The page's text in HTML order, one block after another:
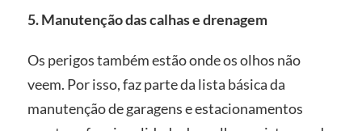
5. Manutenção das calhas e drenagem
Os perigos também estão onde os olhos não
veem. Por isso, faz parte da lista básica da
manutenção de garagens e estacionamentos